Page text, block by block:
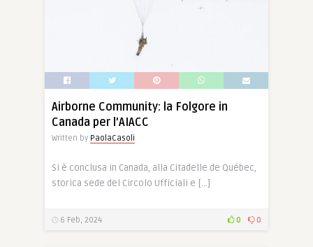
Airborne Community: la Folgore in
Canada per l’AIACC
Written by PaolaCasoli
Si è conclusa in Canada, alla Citadelle de Québec,
storica sede del Circolo Ufficiali e […]
6 Feb, 2024 0 0